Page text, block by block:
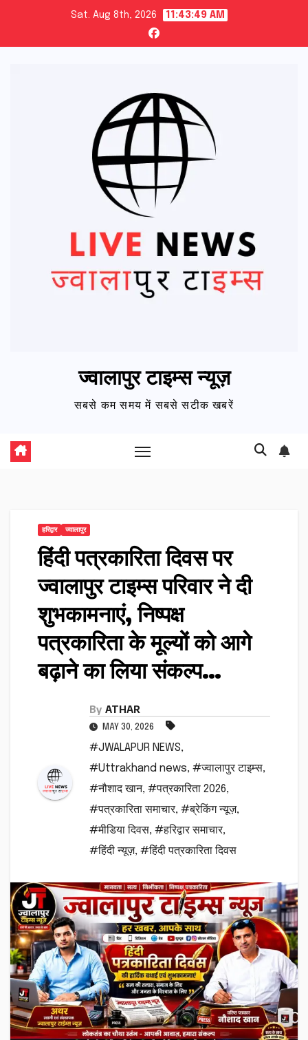
content
Sat. Aug 8th, 2026 11:43:50 AM
ज्वालापुर टाइम्स न्यूज़
सबसे कम समय में सबसे सटीक खबरें
हरिद्वार ज्वालापुर
हिंदी पत्रकारिता दिवस पर
ज्वालापुर टाइम्स परिवार ने दी
शुभकामनाएं, निष्पक्ष
पत्रकारिता के मूल्यों को आगे
बढ़ाने का लिया संकल्प…
By ATHAR
MAY 30, 2026
#JWALAPUR NEWS,
#Uttrakhand news, #ज्वालापुर टाइम्स,
#नौशाद खान, #पत्रकारिता 2026,
#पत्रकारिता समाचार, #ब्रेकिंग न्यूज़,
#मीडिया दिवस, #हरिद्वार समाचार,
#हिंदी न्यूज़, #हिंदी पत्रकारिता दिवस